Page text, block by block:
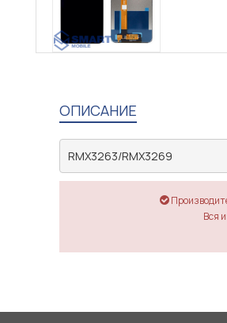
ОПИСАНИЕ
RMX3263/RMX3269
Вся